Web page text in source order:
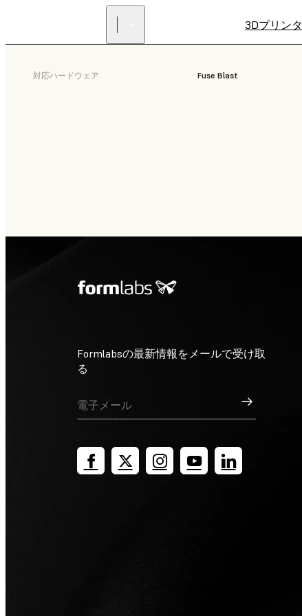
3Dプリンタ
対応ハードウェア Fuse Blast
Formlabsの最新情報をメールで受け取
る
サインアップ